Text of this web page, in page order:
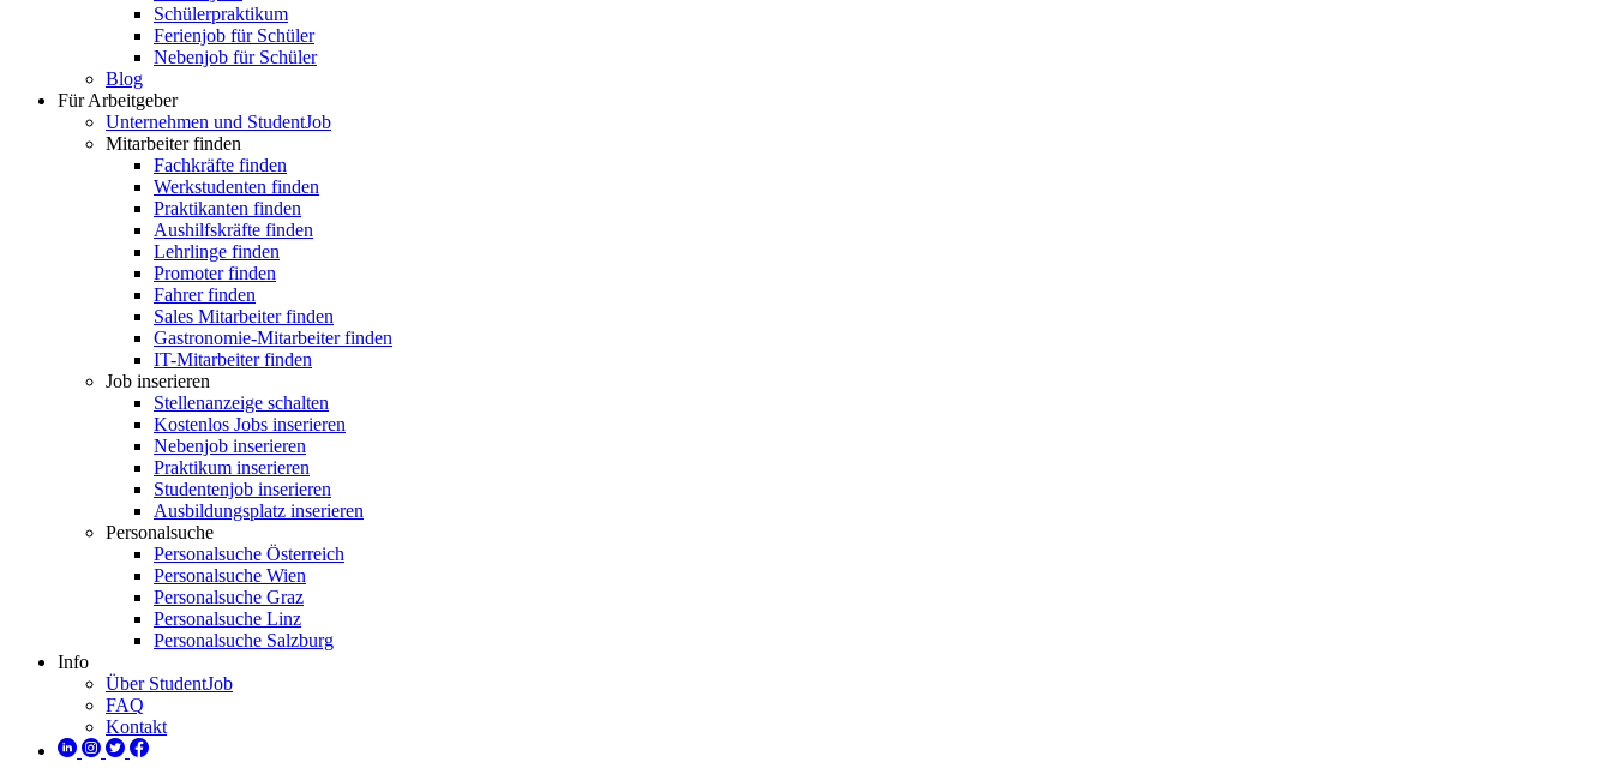
Schülerpraktikum
Ferienjob für Schüler
Nebenjob für Schüler
Blog
Für Arbeitgeber
Unternehmen und StudentJob
Mitarbeiter finden
Fachkräfte finden
Werkstudenten finden
Praktikanten finden
Aushilfskräfte finden
Lehrlinge finden
Promoter finden
Fahrer finden
Sales Mitarbeiter finden
Gastronomie-Mitarbeiter finden
IT-Mitarbeiter finden
Job inserieren
Stellenanzeige schalten
Kostenlos Jobs inserieren
Nebenjob inserieren
Praktikum inserieren
Studentenjob inserieren
Ausbildungsplatz inserieren
Personalsuche
Personalsuche Österreich
Personalsuche Wien
Personalsuche Graz
Personalsuche Linz
Personalsuche Salzburg
Info
Über StudentJob
FAQ
Kontakt